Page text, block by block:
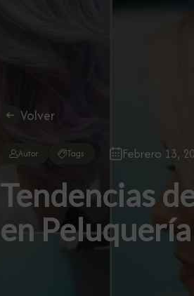
Volver
Autor Tags Febrero 13,
Tendencias
en